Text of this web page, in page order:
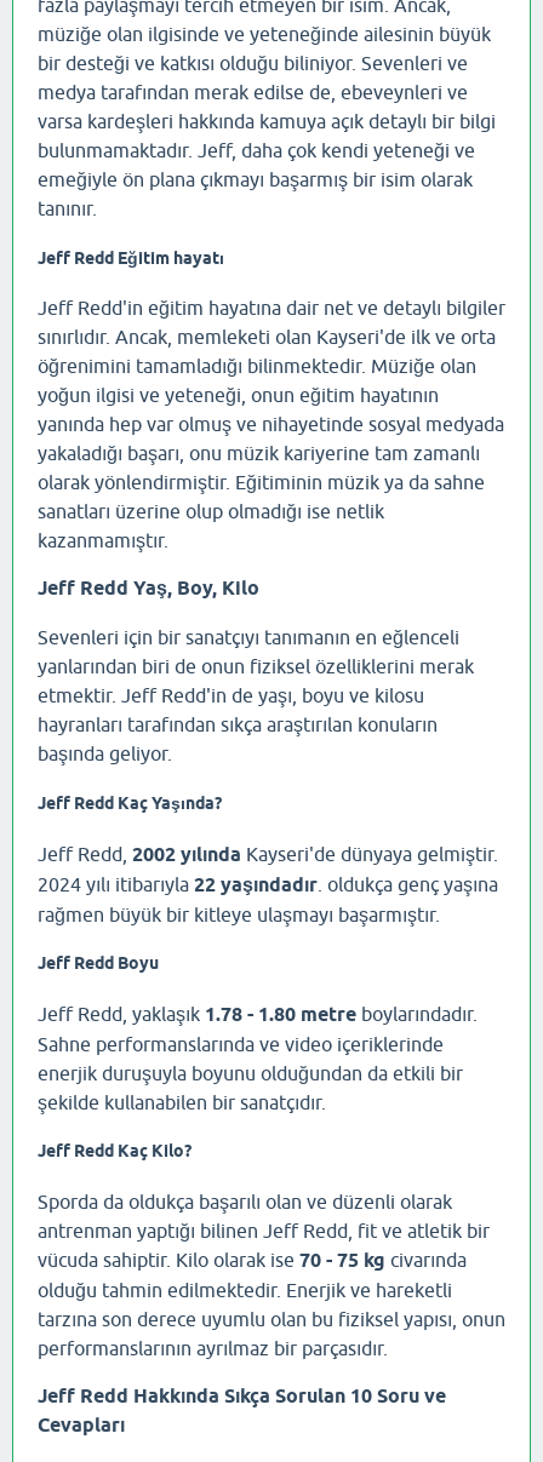
fazla paylaşmayı tercih etmeyen bir isim. Ancak,
müziğe olan ilgisinde ve yeteneğinde ailesinin büyük
bir desteği ve katkısı olduğu biliniyor. Sevenleri ve
medya tarafından merak edilse de, ebeveynleri ve
varsa kardeşleri hakkında kamuya açık detaylı bir bilgi
bulunmamaktadır. Jeff, daha çok kendi yeteneği ve
emeğiyle ön plana çıkmayı başarmış bir isim olarak
tanınır.
Jeff Redd Eğitim hayatı
Jeff Redd'in eğitim hayatına dair net ve detaylı bilgiler
sınırlıdır. Ancak, memleketi olan Kayseri'de ilk ve orta
öğrenimini tamamladığı bilinmektedir. Müziğe olan
yoğun ilgisi ve yeteneği, onun eğitim hayatının
yanında hep var olmuş ve nihayetinde sosyal medyada
yakaladığı başarı, onu müzik kariyerine tam zamanlı
olarak yönlendirmiştir. Eğitiminin müzik ya da sahne
sanatları üzerine olup olmadığı ise netlik
kazanmamıştır.
Jeff Redd Yaş, Boy, Kilo
Sevenleri için bir sanatçıyı tanımanın en eğlenceli
yanlarından biri de onun fiziksel özelliklerini merak
etmektir. Jeff Redd'in de yaşı, boyu ve kilosu
hayranları tarafından sıkça araştırılan konuların
başında geliyor.
Jeff Redd Kaç Yaşında?
Jeff Redd, 2002 yılında Kayseri'de dünyaya gelmiştir.
2024 yılı itibarıyla 22 yaşındadır . oldukça genç yaşına
rağmen büyük bir kitleye ulaşmayı başarmıştır.
Jeff Redd Boyu
Jeff Redd, yaklaşık 1.78 - 1.80 metre boylarındadır.
Sahne performanslarında ve video içeriklerinde
enerjik duruşuyla boyunu olduğundan da etkili bir
şekilde kullanabilen bir sanatçıdır.
Jeff Redd Kaç Kilo?
Sporda da oldukça başarılı olan ve düzenli olarak
antrenman yaptığı bilinen Jeff Redd, fit ve atletik bir
vücuda sahiptir. Kilo olarak ise 70 - 75 kg civarında
olduğu tahmin edilmektedir. Enerjik ve hareketli
tarzına son derece uyumlu olan bu fiziksel yapısı, onun
performanslarının ayrılmaz bir parçasıdır.
Jeff Redd Hakkında Sıkça Sorulan 10 Soru ve
Cevapları